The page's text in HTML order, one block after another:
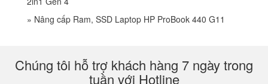
» Nâng cấp Ram, SSD Laptop HP ProBook 440 G11
Chúng tôi hỗ trợ khách hàng 7 ngày trong
tuần với Hotline